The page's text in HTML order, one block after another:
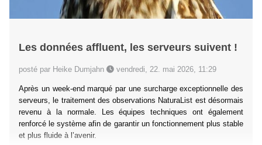
Les données affluent, les serveurs suivent !
posté par Heike Dumjahn vendredi, 22. mai 2026, 11:29
Après un week-end marqué par une surcharge exceptionnelle des
serveurs, le traitement des observations NaturaList est désormais
revenu à la normale. Les équipes techniques ont également
renforcé le système afin de garantir un fonctionnement plus stable
et plus fluide à l’avenir.